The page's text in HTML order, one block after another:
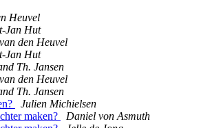
Heuvel
Jan Hut
den Heuvel
Jan Hut
Th. Jansen
den Heuvel
Th. Jansen
Julien Michielsen
maken?
Daniel von Asmuth